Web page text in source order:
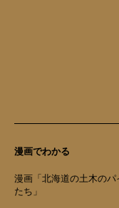
漫画でわかる
漫画「北海道の土木のパ
たち」